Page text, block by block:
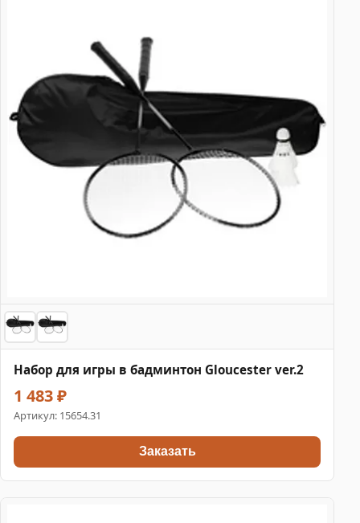
Набор для игры в бадминтон Gloucester ver.2
1 483 ₽
Артикул: 15654.31
Заказать